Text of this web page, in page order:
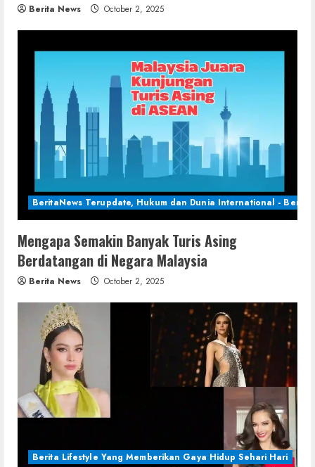
Berita News October 2, 2025
BeritaNews Terupdate, Hukum dan Dunia International - Berita
Mengapa Semakin Banyak Turis Asing
Berdatangan di Negara Malaysia
Berita News October 2, 2025
Berita Lifestyle Yang Memberikan Gaya Hidup Sehari Hari